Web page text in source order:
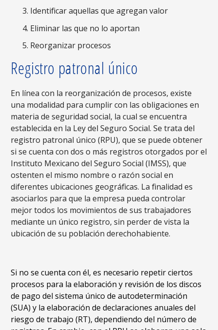
Identificar aquellas que agregan valor
Eliminar las que no lo aportan
Reorganizar procesos
Registro patronal único
En línea con la reorganización de procesos, existe
una modalidad para cumplir con las obligaciones en
materia de seguridad social, la cual se encuentra
establecida en la Ley del Seguro Social. Se trata del
registro patronal único (RPU), que se puede obtener
si se cuenta con dos o más registros otorgados por el
Instituto Mexicano del Seguro Social (IMSS), que
ostenten el mismo nombre o razón social en
diferentes ubicaciones geográficas. La finalidad es
asociarlos para que la empresa pueda controlar
mejor todos los movimientos de sus trabajadores
mediante un único registro, sin perder de vista la
ubicación de su población derechohabiente.
Si no se cuenta con él, es necesario repetir ciertos
procesos para la elaboración y revisión de los discos
de pago del sistema único de autodeterminación
(SUA) y la elaboración de declaraciones anuales del
riesgo de trabajo (RT), dependiendo del número de